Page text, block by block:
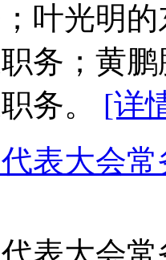
叶光明
务；黄
务。 [详
表大会